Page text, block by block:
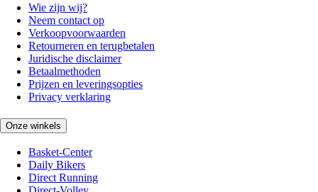
Wie zijn wij?
Neem contact op
Verkoopvoorwaarden
Retourneren en terugbetalen
Juridische disclaimer
Betaalmethoden
Prijzen en leveringsopties
Privacy verklaring
Onze winkels
Basket-Center
Daily Bikers
Direct Running